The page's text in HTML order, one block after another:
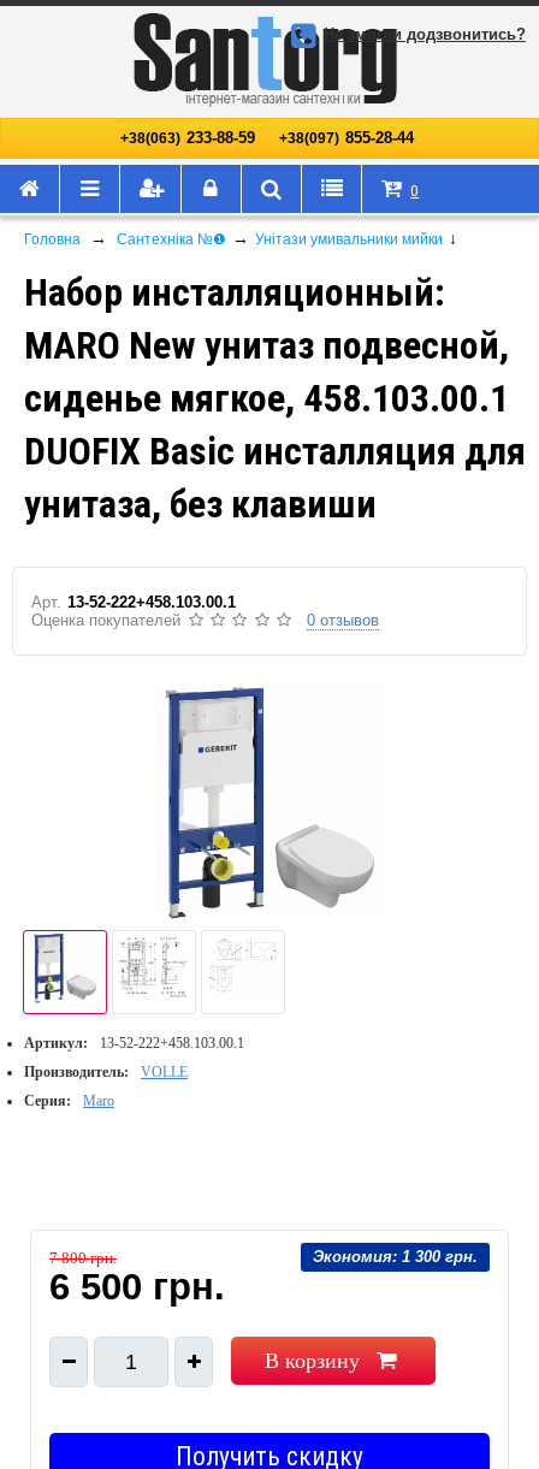
+38(063) 233-88-59 +38(097) 855-28-44
Не змогли додзвонитись?
0
Головна → Сантехніка №❶ → Унітази умивальники мийки ↓
Набор инсталляционный:
MARO New унитаз подвесной,
сиденье мягкое, 458.103.00.1
DUOFIX Basic инсталляция для
унитаза, без клавиши
Арт. 13-52-222+458.103.00.1
Оценка покупателей
0 отзывов
Артикул:
13-52-222+458.103.00.1
Производитель:
VOLLE
Серия:
Maro
Экономия: 1 300 грн.
7 800 грн.
6 500 грн.
1 В корзину
Получить скидку